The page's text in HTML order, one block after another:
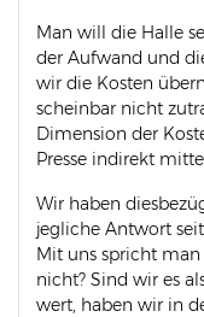
Man will die Halle
der Aufwand und
wir die Kosten
scheinbar nicht
Dimension der
Presse indirekt
Wir haben
jegliche Antwort
Mit uns spricht
nicht? Sind wir es
wert, haben wir in